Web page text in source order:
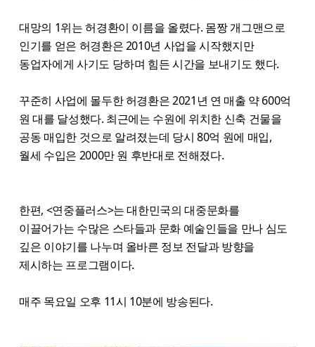
대망의 1위는 허경환이 이름을 올렸다. 몸짱 개그맨으로
인기를 얻은 허경환은 2010년 사업을 시작했지만
동업자에게 사기도 당하며 힘든 시간을 보내기도 했다.
꾸준히 사업에 몰두한 허경환은 2021년 연 매출 약 600억
원 대를 달성했다. 최근에는 수원에 위치한 신축 건물을
공동 매입한 것으로 알려졌는데 당시 80억 원에 매입,
월세 수입은 2000만 원 후반대로 전해졌다.
한편, <연중플러스>는 대한민국의 대중문화를
이끌어가는 수많은 스타들과 문화 예술인들을 만나 심도
깊은 이야기를 나누며 올바른 정보 전달과 방향을
제시하는 프로그램이다.
매주 목요일 오후 11시 10분에 방송된다.